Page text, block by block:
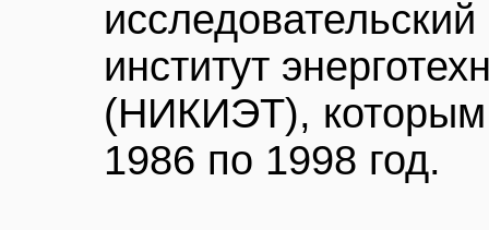
институт
(НИКИЭТ), которым
1986 по 1998 год.